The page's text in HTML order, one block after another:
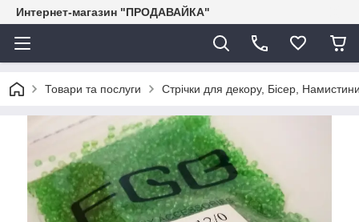
Интернет-магазин "ПРОДАВАЙКА"
Товари та послуги Стрічки для декору, Бісер,